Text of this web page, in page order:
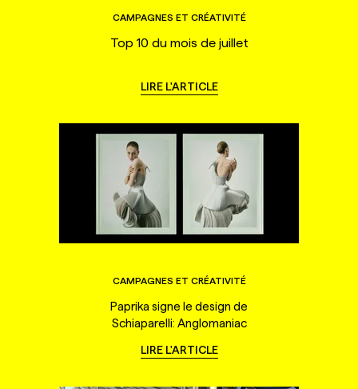
CAMPAGNES ET CRÉATIVITÉ
Top 10 du mois de juillet
LIRE L'ARTICLE
CAMPAGNES ET CRÉATIVITÉ
Paprika signe le design de
Schiaparelli: Anglomaniac
LIRE L'ARTICLE